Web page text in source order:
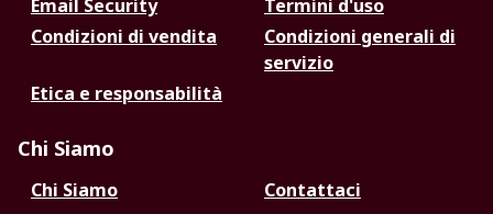
Email Security
Termini d'uso
Condizioni di vendita
Condizioni generali di
servizio
Etica e responsabilità
Chi Siamo
Chi Siamo
Contattaci